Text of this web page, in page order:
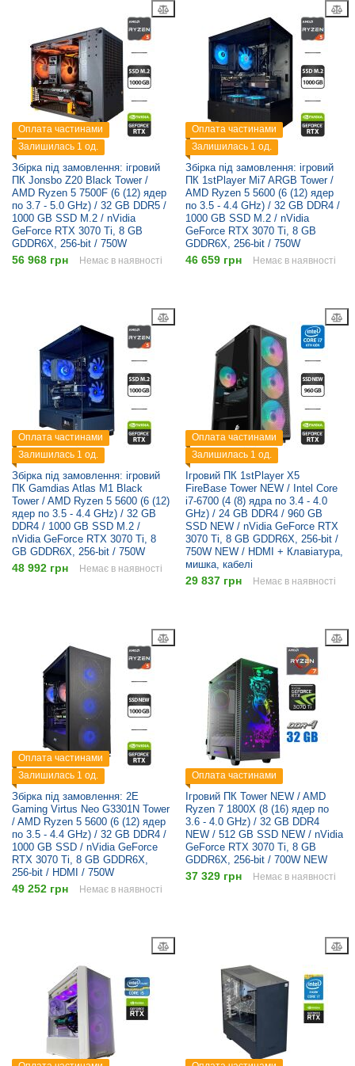
Оплата частинами
Залишилась 1 од.
Збірка під замовлення: ігровий
ПК Jonsbo Z20 Black Tower /
AMD Ryzen 5 7500F (6 (12) ядер
по 3.7 - 5.0 GHz) / 32 GB DDR5 /
1000 GB SSD M.2 / nVidia
GeForce RTX 3070 Ti, 8 GB
GDDR6X, 256-bit / 750W
56 968 грн Немає в наявності
Оплата частинами
Залишилась 1 од.
Збірка під замовлення: ігровий
ПК 1stPlayer Mi7 ARGB Tower /
AMD Ryzen 5 5600 (6 (12) ядер
по 3.5 - 4.4 GHz) / 32 GB DDR4 /
1000 GB SSD M.2 / nVidia
GeForce RTX 3070 Ti, 8 GB
GDDR6X, 256-bit / 750W
46 659 грн Немає в наявності
Оплата частинами
Залишилась 1 од.
Збірка під замовлення: ігровий
ПК Gamdias Atlas M1 Black
Tower / AMD Ryzen 5 5600 (6 (12)
ядер по 3.5 - 4.4 GHz) / 32 GB
DDR4 / 1000 GB SSD M.2 /
nVidia GeForce RTX 3070 Ti, 8
GB GDDR6X, 256-bit / 750W
48 992 грн Немає в наявності
Оплата частинами
Залишилась 1 од.
Ігровий ПК 1stPlayer X5
FireBase Tower NEW / Intel Core
i7-6700 (4 (8) ядра по 3.4 - 4.0
GHz) / 24 GB DDR4 / 960 GB
SSD NEW / nVidia GeForce RTX
3070 Ti, 8 GB GDDR6X, 256-bit /
750W NEW / HDMI + Клавіатура,
мишка, кабелі
29 837 грн Немає в наявності
Оплата частинами
Залишилась 1 од.
Збірка під замовлення: 2E
Gaming Virtus Neo G3301N Tower
/ AMD Ryzen 5 5600 (6 (12) ядер
по 3.5 - 4.4 GHz) / 32 GB DDR4 /
1000 GB SSD / nVidia GeForce
RTX 3070 Ti, 8 GB GDDR6X,
256-bit / HDMI / 750W
49 252 грн Немає в наявності
Оплата частинами
Ігровий ПК Tower NEW / AMD
Ryzen 7 1800X (8 (16) ядер по
3.6 - 4.0 GHz) / 32 GB DDR4
NEW / 512 GB SSD NEW / nVidia
GeForce RTX 3070 Ti, 8 GB
GDDR6X, 256-bit / 700W NEW
37 329 грн Немає в наявності